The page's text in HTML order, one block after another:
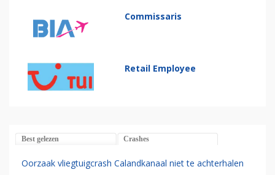
Commissaris
Retail Employee
Best gelezen Crashes
Oorzaak vliegtuigcrash Calandkanaal niet te achterhalen